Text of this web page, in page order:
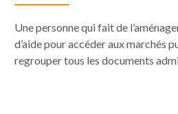
Une personne qui fait de
d’aide pour accéder aux marchés
regrouper tous les documents